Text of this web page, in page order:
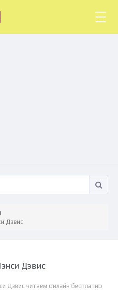
Дэвис
Дэвис
Дэвис читаем онлайн бесплатно